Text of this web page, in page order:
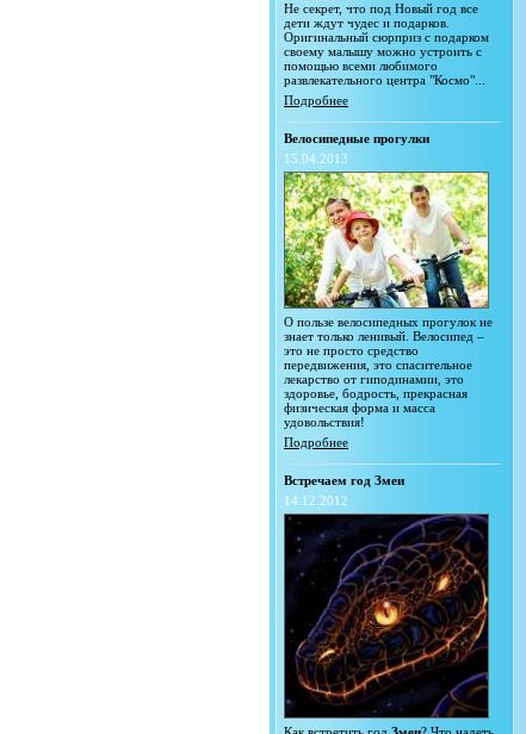
Не секрет, что под Новый год все
дети ждут чудес и подарков.
Оригинальный сюрприз с подарком
своему малышу можно устроить с
помощью всеми любимого
развлекательного центра "Космо"...
Подробнее
Велосипедные прогулки
15.04.2013
О пользе велосипедных прогулок не
знает только ленивый. Велосипед –
это не просто средство
передвижения, это спасительное
лекарство от гиподинамии, это
здоровье, бодрость, прекрасная
физическая форма и масса
удовольствия!
Подробнее
Встречаем год Змеи
14.12.2012